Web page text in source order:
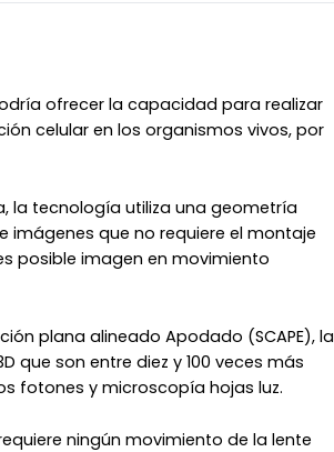
ofrecer la capacidad para realizar
celular en los organismos vivos, por
la tecnología utiliza una geometría
imágenes que no requiere el montaje
posible imagen en movimiento
plana alineado Apodado (SCAPE), la
que son entre diez y 100 veces más
fotones y microscopía hojas luz.
ningún movimiento de la lente